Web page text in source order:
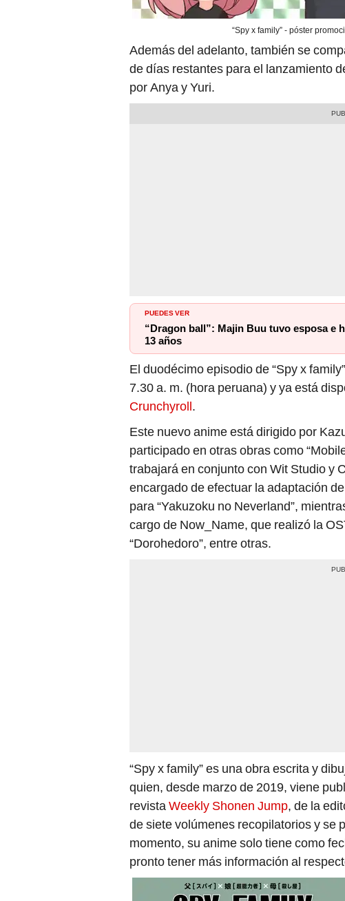
“Spy x family” - póster
Además del adelanto, también se
de días restantes para el lanzamiento
por Anya y Yuri.
PUEDES VER
“Dragon ball”: Majin Buu tuvo esposa e
13 años
El duodécimo episodio de “Spy x
7.30 a. m. (hora peruana) y ya está
Crunchyroll.
Este nuevo anime está dirigido por
participado en otras obras como
trabajará en conjunto con Wit Studio y
encargado de efectuar la adaptación
para “Yakuzoku no Neverland”,
cargo de Now_Name, que realizó la
“Dorohedoro”, entre otras.
“Spy x family” es una obra escrita y
quien, desde marzo de 2019, viene
revistaWeekly Shonen Jump, de la
de siete volúmenes recopilatorios y se
momento, su anime solo tiene como
pronto tener más información al